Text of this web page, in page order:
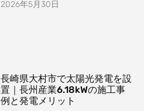
2026年5月30日
長崎県大村市で太陽光発電を設
置｜長州産業6.18kWの施工事
例と発電メリット